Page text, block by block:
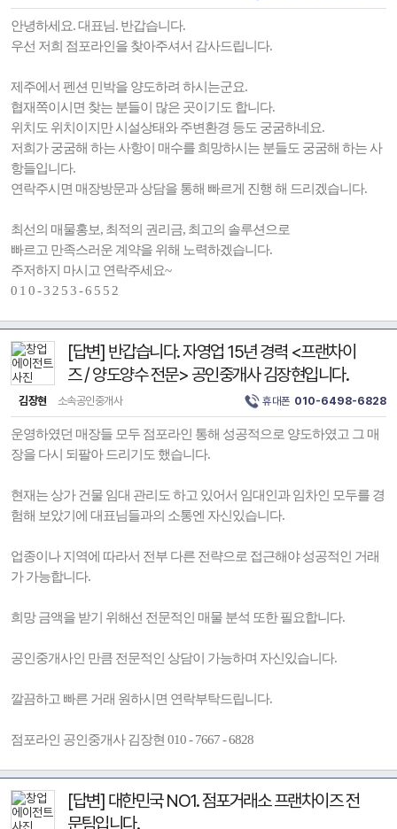
안녕하세요. 대표님. 반갑습니다.
우선 저희 점포라인을 찾아주셔서 감사드립니다.
제주에서 펜션 민박을 양도하려 하시는군요.
협재쪽이시면 찾는 분들이 많은 곳이기도 합니다.
위치도 위치이지만 시설상태와 주변환경 등도 궁굼하네요.
저희가 궁굼해 하는 사항이 매수를 희망하시는 분들도 궁굼해 하는 사
항들입니다.
연락주시면 매장방문과 상담을 통해 빠르게 진행 해 드리겠습니다.
최선의 매물홍보, 최적의 권리금, 최고의 솔루션으로
빠르고 만족스러운 계약을 위해 노력하겠습니다.
주저하지 마시고 연락주세요~
0 1 0 - 3 2 5 3 - 6 5 5 2
[답변] 반갑습니다. 자영업 15년 경력 <프랜차이
즈 / 양도양수 전문> 공인중개사 김장현입니다.
김장현 소속공인중개사 휴대폰 010-6498-6828
운영하였던 매장들 모두 점포라인 통해 성공적으로 양도하였고 그 매
장을 다시 되팔아 드리기도 했습니다.
현재는 상가 건물 임대 관리도 하고 있어서 임대인과 임차인 모두를 경
험해 보았기에 대표님들과의 소통엔 자신있습니다.
업종이나 지역에 따라서 전부 다른 전략으로 접근해야 성공적인 거래
가 가능합니다.
희망 금액을 받기 위해선 전문적인 매물 분석 또한 필요합니다.
공인중개사인 만큼 전문적인 상담이 가능하며 자신있습니다.
깔끔하고 빠른 거래 원하시면 연락부탁드립니다.
점포라인 공인중개사 김장현 010 - 7667 - 6828
[답변] 대한민국 NO1. 점포거래소 프랜차이즈 전
문팀입니다.